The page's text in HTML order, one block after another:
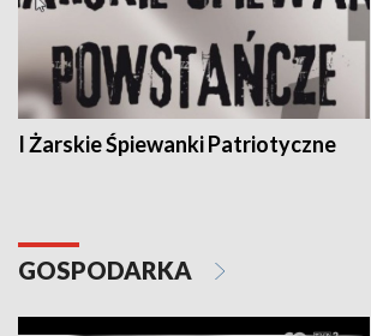
I Żarskie Śpiewanki Patriotyczne
GOSPODARKA